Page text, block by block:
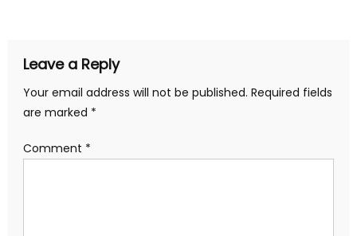
Leave a Reply
Your email address will not be published. Required fields
are marked *
Comment *